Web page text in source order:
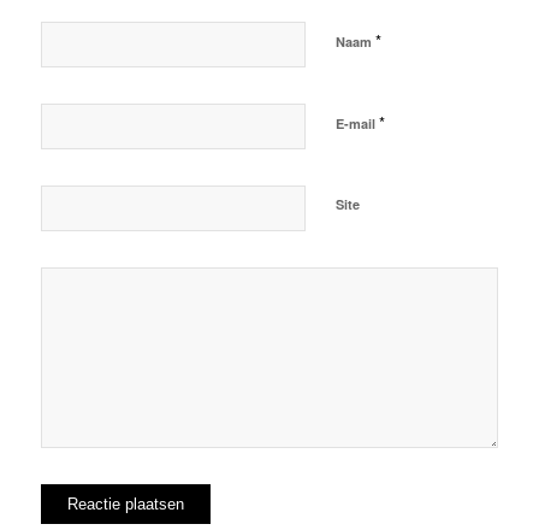
Naam *
E-mail *
Site